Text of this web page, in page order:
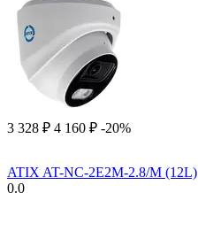
3 328 ₽ 4 160 ₽ -20%
ATIX AT-NC-2E2M-2.8/M (12L)
0.0